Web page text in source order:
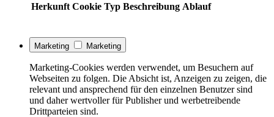
Herkunft Cookie Typ Beschreibung Ablauf
Marketing Marketing
Marketing-Cookies werden verwendet, um Besuchern auf
Webseiten zu folgen. Die Absicht ist, Anzeigen zu zeigen, die
relevant und ansprechend für den einzelnen Benutzer sind
und daher wertvoller für Publisher und werbetreibende
Drittparteien sind.